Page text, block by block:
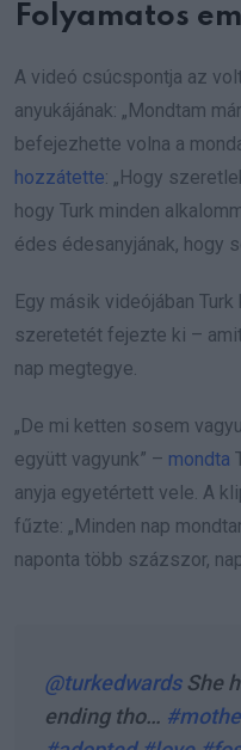
Folyamatos
A videó csúcspontja az
anyukájának: „Mondtam
befejezhette volna a
hozzátette: „Hogy
hogy Turk minden
édes édesanyjának, hogy
Egy másik videójában
szeretetét fejezte ki –
nap megtegye.
„De mi ketten sosem
együtt vagyunk” – mondta
anyja egyetértett vele. A
fűzte: „Minden nap
naponta több százszor,
@turkedwardsShe
ending tho…